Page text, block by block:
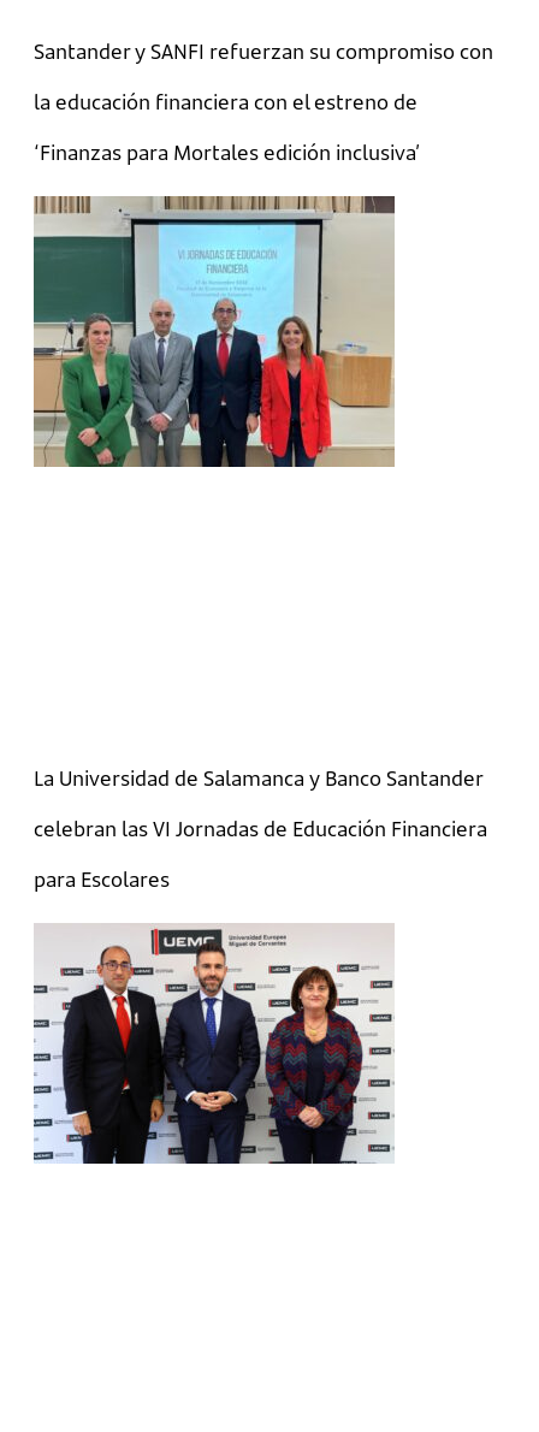
Santander y SANFI refuerzan su compromiso con
la educación financiera con el estreno de
‘Finanzas para Mortales edición inclusiva’
La Universidad de Salamanca y Banco Santander
celebran las VI Jornadas de Educación Financiera
para Escolares